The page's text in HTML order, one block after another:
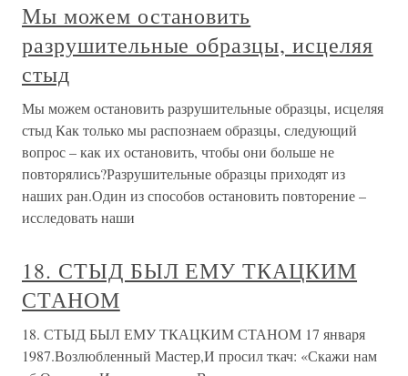
Мы можем остановить
разрушительные образцы, исцеляя
стыд
Мы можем остановить разрушительные образцы, исцеляя
стыд Как только мы распознаем образцы, следующий
вопрос – как их остановить, чтобы они больше не
повторялись?Разрушительные образцы приходят из
наших ран.Один из способов остановить повторение –
исследовать наши
18. СТЫД БЫЛ ЕМУ ТКАЦКИМ
СТАНОМ
18. СТЫД БЫЛ ЕМУ ТКАЦКИМ СТАНОМ 17 января
1987.Возлюбленный Мастер,И просил ткач: «Скажи нам